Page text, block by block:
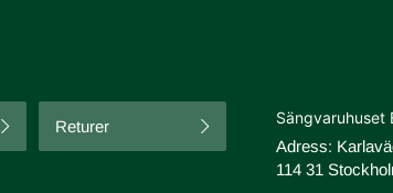
Returer
Sängvaruhuset
Adress:
114 31